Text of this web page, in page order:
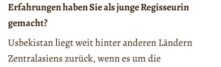
Erfahrungen haben Sie als junge Regisseurin
gemacht?
Usbekistan liegt weit hinter anderen Ländern
Zentralasiens zurück, wenn es um die